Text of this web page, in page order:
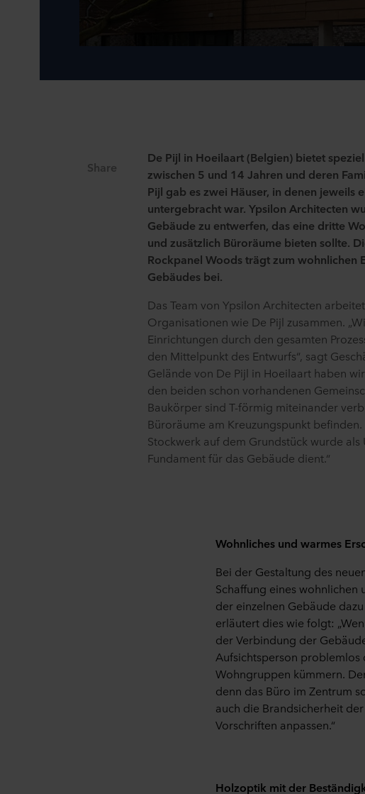
Share
De Pijl in Hoeilaart (Belgien) bietet
zwischen 5 und 14 Jahren und deren
Pijl gab es zwei Häuser, in denen jeweils
untergebracht war. Ypsilon Architecten
Gebäude zu entwerfen, das eine dritte
und zusätzlich Büroräume bieten sollte.
Rockpanel Woods trägt zum wohnlichen
Gebäudes bei.
Das Team von Ypsilon Architecten
Organisationen wie De Pijl zusammen.
Einrichtungen durch den gesamten
den Mittelpunkt des Entwurfs“, sagt
Gelände von De Pijl in Hoeilaart haben
den beiden schon vorhandenen
Baukörper sind T-förmig miteinander
Büroräume am Kreuzungspunkt
Stockwerk auf dem Grundstück wurde als
Fundament für das Gebäude dient.“
Wohnliches und warmes
Bei der Gestaltung des
Schaffung eines
der einzelnen Gebäude
erläutert dies wie folgt:
der Verbindung der
Aufsichtsperson
Wohngruppen kümmern.
denn das Büro im Zentrum
auch die Brandsicherheit
Vorschriften anpassen.“
Holzoptik mit der